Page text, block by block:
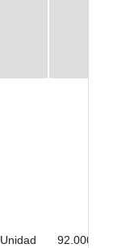
Unidad 92.000,00